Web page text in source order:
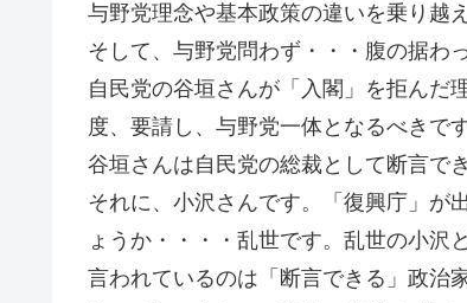
与野党理念や基本政策の違いを乗り越
そして、与野党問わず・・・腹の据わ
自民党の谷垣さんが「入閣」を拒んだ
度、要請し、与野党一体となるべきです
谷垣さんは自民党の総裁として断言で
それに、小沢さんです。「復興庁」が
ょうか・・・・乱世です。乱世の小沢
言われているのは「断言できる」政治